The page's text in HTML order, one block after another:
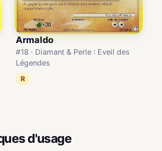
Armaldo
#18 · Diamant & Perle : Eveil des
Légendes
R
d'usage